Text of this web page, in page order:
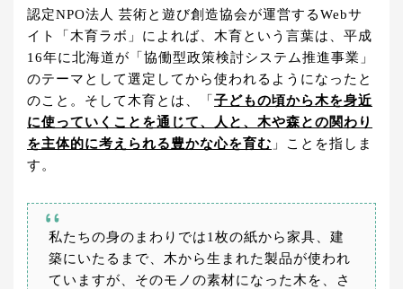
認定NPO法人 芸術と遊び創造協会が運営するWebサ
イト「木育ラボ」によれば、木育という言葉は、平成
16年に北海道が「協働型政策検討システム推進事業」
のテーマとして選定してから使われるようになったと
のこと。そして木育とは、「 子どもの頃から木を身近
に使っていくことを通じて、人と、木や森との関わり
を主体的に考えられる豊かな心を育む 」ことを指しま
す。
私たちの身のまわりでは1枚の紙から家具、建
築にいたるまで、木から生まれた製品が使われ
ていますが、そのモノの素材になった木を、さ